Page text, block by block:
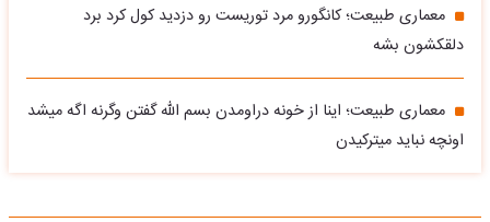
معماری طبیعت؛ کانگورو مرد توریست رو دزدید کول کرد برد
دلقکشون بشه
معماری طبیعت؛ اینا از خونه دراومدن بسم الله گفتن وگرنه اگه میشد
اونچه نباید میترکیدن